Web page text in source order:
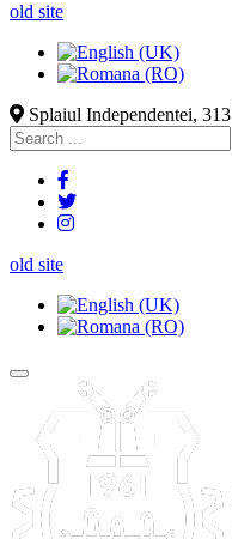
old site
Splaiul Independentei, 313
old site